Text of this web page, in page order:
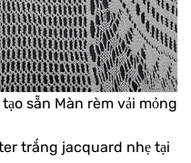
sẵn Màn rèm vải mỏng
trắng jacquard nhẹ tại